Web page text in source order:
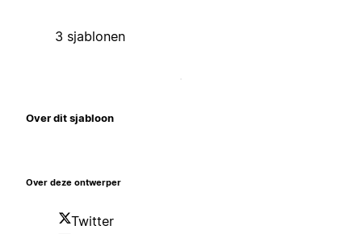
3 sjablonen
Over dit sjabloon
Over deze ontwerper
Twitter